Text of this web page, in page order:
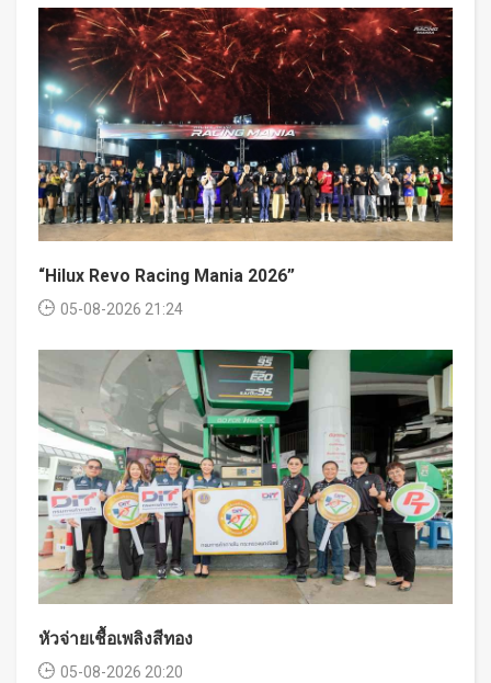
“Hilux Revo Racing Mania 2026”
05-08-2026 21:24
หัวจ่ายเชื้อเพลิงสีทอง
05-08-2026 20:20